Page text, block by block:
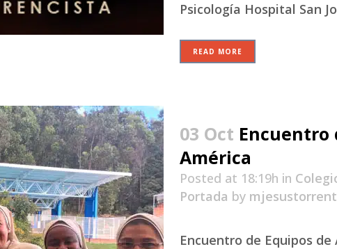
Psicología Hospital San
READ MORE
03 Oct Encuentro
América
Posted at 18:19h in
Portada by
Encuentro de Equipos